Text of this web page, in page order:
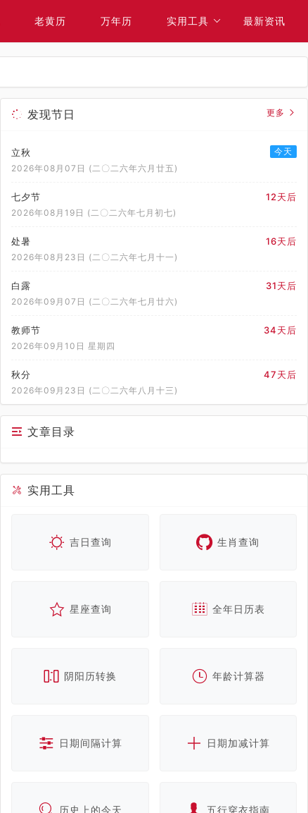
老黄历 万年历 实用工具 最新资讯
发现节日 更多
立秋
今天
2026年08月07日 (二〇二六年六月廿五)
七夕节 12天后
2026年08月19日 (二〇二六年七月初七)
处暑 16天后
2026年08月23日 (二〇二六年七月十一)
白露 31天后
2026年09月07日 (二〇二六年七月廿六)
教师节 34天后
2026年09月10日 星期四
秋分 47天后
2026年09月23日 (二〇二六年八月十三)
文章目录
实用工具
吉日查询 生肖查询
星座查询 全年日历表
阴阳历转换 年龄计算器
日期间隔计算 日期加减计算
历史上的今天 五行穿衣指南